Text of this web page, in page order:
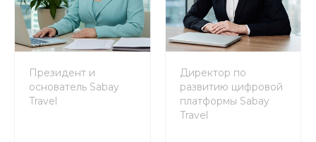
Президент и
основатель Sabay
Travel
Директор по
развитию цифровой
платформы Sabay
Travel